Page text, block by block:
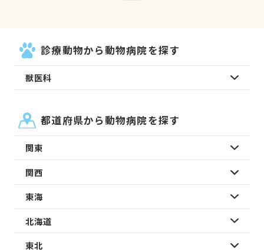
診療動物から動物病院を探す
獣医科
都道府県から動物病院を探す
関東
関西
東海
北海道
東北